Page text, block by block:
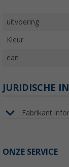
uitvoering
Kleur
ean
JURIDISCHE
Fabrikant
ONZE SERVICE